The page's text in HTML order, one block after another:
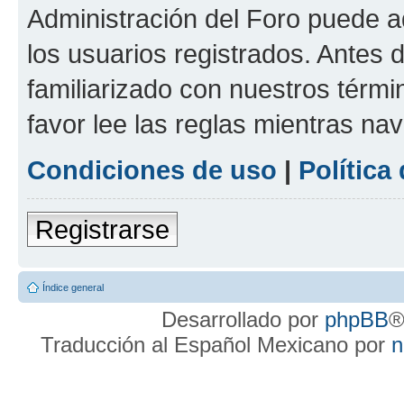
Administración del Foro puede
los usuarios registrados. Antes
familiarizado con nuestros
favor lee las reglas mientras
Condiciones de uso | Política
Registrarse
Índice general
Desarrollado por phpBB
Traducción al Español Mexicano por